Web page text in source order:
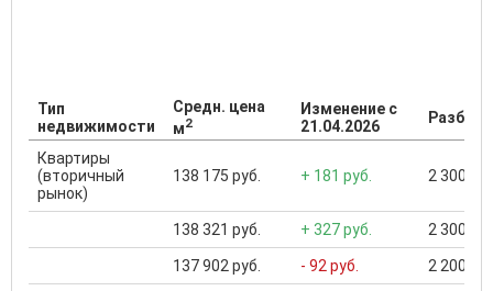
Тип
недвижимости
Средн. цена
м2
Изменение с
21.04.2026
Квартиры
(вторичный
рынок)
138 175 руб. + 181 руб. 2 300
138 321 руб. + 327 руб. 2 300
137 902 руб. - 92 руб. 2 200